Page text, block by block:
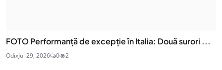
FOTO Performanță de excepție în Italia: Două surori ...
OdixJul 29, 2026 0 2